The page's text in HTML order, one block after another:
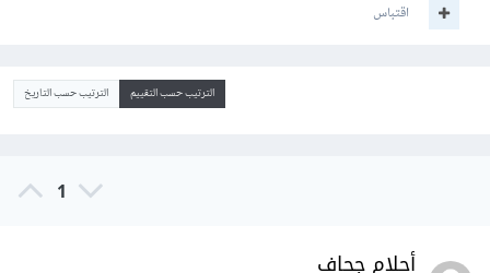
اقتباس
الترتيب حسب التقييم الترتيب حسب التاريخ
1
أحلام جحاف